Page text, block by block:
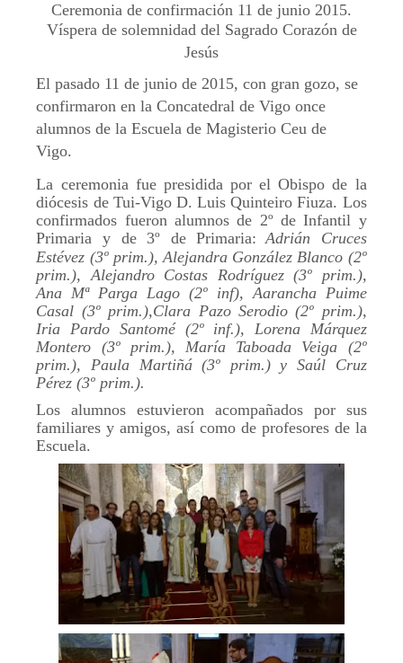
Ceremonia de confirmación 11 de junio 2015.
Víspera de solemnidad del Sagrado Corazón de
Jesús
El pasado 11 de junio de 2015, con gran gozo, se
confirmaron en la Concatedral de Vigo once
alumnos de la Escuela de Magisterio Ceu de
Vigo.
La ceremonia fue presidida por el Obispo de la
diócesis de Tui-Vigo D. Luis Quinteiro Fiuza. Los
confirmados fueron alumnos de 2º de Infantil y
Primaria y de 3º de Primaria: Adrián Cruces
Estévez (3º prim.), Alejandra González Blanco (2º
prim.), Alejandro Costas Rodríguez (3º prim.),
Ana Mª Parga Lago (2º inf), Aarancha Puime
Casal (3º prim.),Clara Pazo Serodio (2º prim.),
Iria Pardo Santomé (2º inf.), Lorena Márquez
Montero (3º prim.), María Taboada Veiga (2º
prim.), Paula Martiñá (3º prim.) y Saúl Cruz
Pérez (3º prim.).
Los alumnos estuvieron acompañados por sus
familiares y amigos, así como de profesores de la
Escuela.